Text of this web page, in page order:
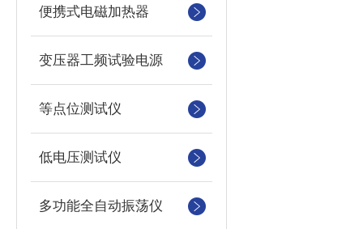
便携式电磁加热器
变压器工频试验电源
等点位测试仪
低电压测试仪
多功能全自动振荡仪